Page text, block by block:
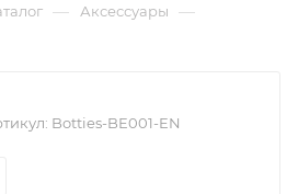
— Аксессуары —
Botties-BE001-EN